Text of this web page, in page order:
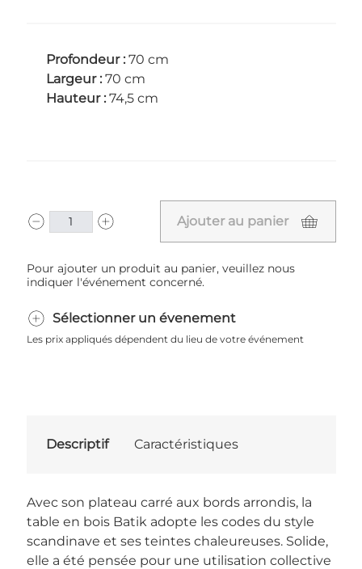
Profondeur : 70 cm
Largeur : 70 cm
Hauteur : 74,5 cm
Ajouter au panier
Pour ajouter un produit au panier, veuillez nous
indiquer l'événement concerné.
Sélectionner un évenement
Les prix appliqués dépendent du lieu de votre événement
Descriptif Caractéristiques
Avec son plateau carré aux bords arrondis, la
table en bois Batik adopte les codes du style
scandinave et ses teintes chaleureuses. Solide,
elle a été pensée pour une utilisation collective